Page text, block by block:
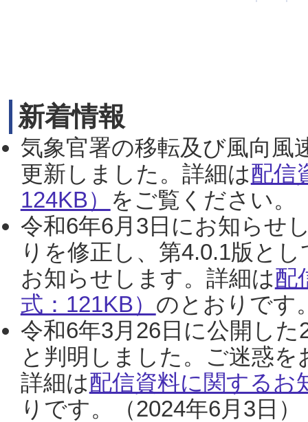
新着情報
気象官署の移転及び風向風
更新しました。詳細は配信
124KB） をご覧ください。
令和6年6月3日にお知らせ
りを修正し、第4.0.1版と
お知らせします。詳細は配
式：121KB） のとおりです
令和6年3月26日に公開し
と判明しました。ご迷惑
詳細は配信資料に関するお
りです。（2024年6月3日）